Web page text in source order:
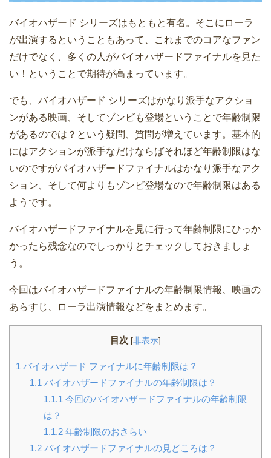
バイオハザード シリーズはもともと有名。そこにローラ
が出演するということもあって、これまでのコアなファン
だけでなく、多くの人がバイオハザードファイナルを見た
い！ということで期待が高まっています。
でも、バイオハザード シリーズはかなり派手なアクショ
ンがある映画、そしてゾンビも登場ということで年齢制限
があるのでは？という疑問、質問が増えています。基本的
にはアクションが派手なだけならばそれほど年齢制限はな
いのですがバイオハザードファイナルはかなり派手なアク
ション、そして何よりもゾンビ登場なので年齢制限はある
ようです。
バイオハザードファイナルを見に行って年齢制限にひっか
かったら残念なのでしっかりとチェックしておきましょ
う。
今回はバイオハザードファイナルの年齢制限情報、映画の
あらすじ、ローラ出演情報などをまとめます。
目次 [非表示]
1 バイオハザード ファイナルに年齢制限は？
1.1 バイオハザードファイナルの年齢制限は？
1.1.1 今回のバイオハザードファイナルの年齢制限
は？
1.1.2年齢制限のおさらい
1.2バイオハザードファイナルの見どころは？